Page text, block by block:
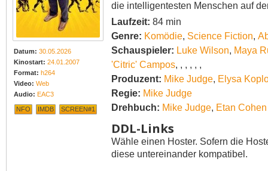
Datum: 30.05.2026
Kinostart: 24.01.2007
Format: h264
Video: Web
Audio: EAC3
NFO IMDB SCREEN#1
die intelligentesten Menschen auf
Laufzeit: 84 min
Genre: Komödie, Science Fiction,
Schauspieler: Luke Wilson, Maya
'Citric' Campos, , , , , ,
Produzent: Mike Judge, Elysa
Regie: Mike Judge
Drehbuch: Mike Judge, Etan Cohen
DDL-Links
Wähle einen Hoster. Sofern die
diese untereinander kompatibel.